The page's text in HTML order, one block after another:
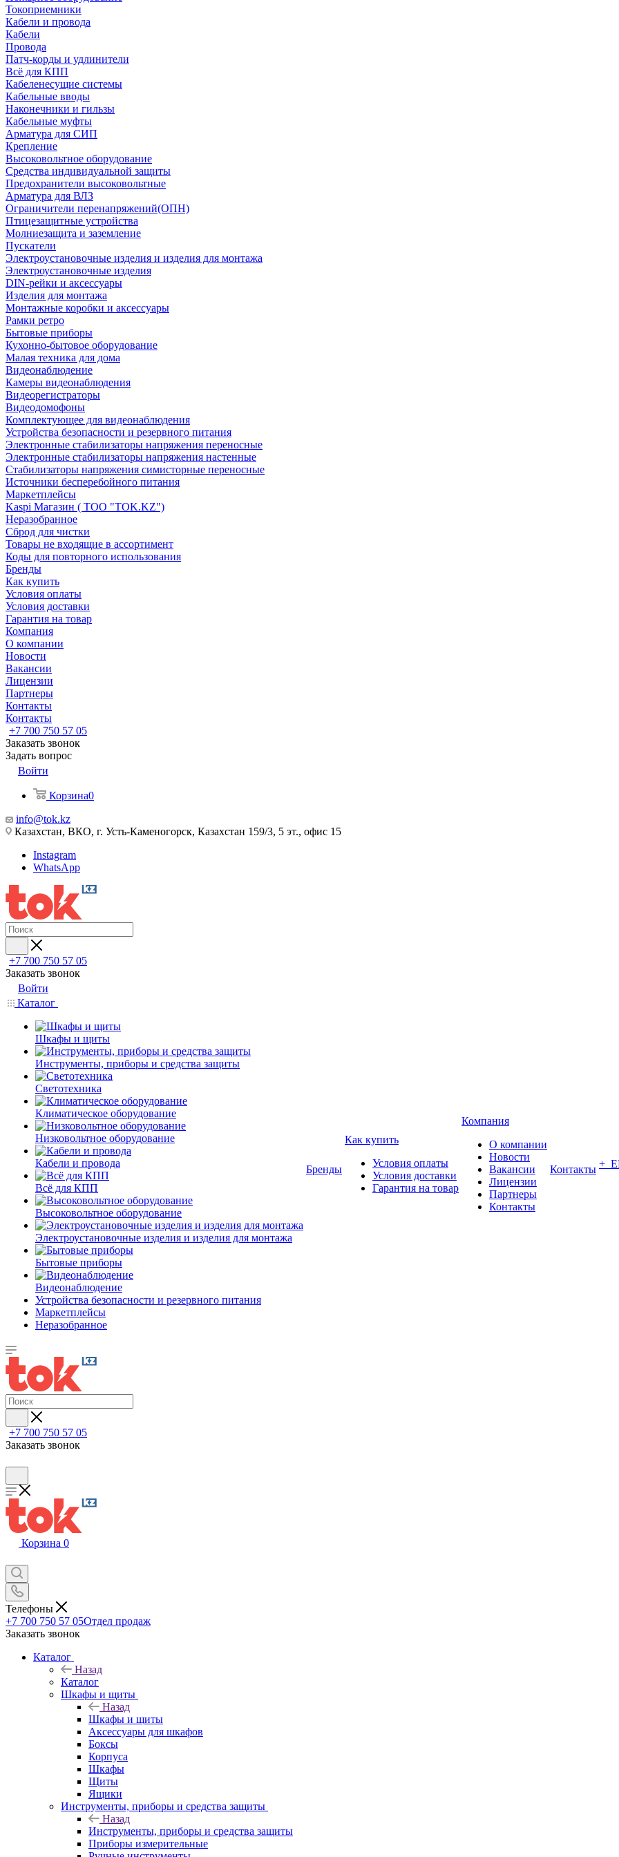
Токоприемники
Кабели и провода
Кабели
Провода
Патч-корды и удлинители
Всё для КПП
Кабеленесущие системы
Кабельные вводы
Наконечники и гильзы
Кабельные муфты
Арматура для СИП
Крепление
Высоковольтное оборудование
Средства индивидуальной защиты
Предохранители высоковольтные
Арматура для ВЛЗ
Ограничители перенапряжений(ОПН)
Птицезащитные устройства
Молниезащита и заземление
Пускатели
Электроустановочные изделия и изделия для монтажа
Электроустановочные изделия
DIN-рейки и аксессуары
Изделия для монтажа
Монтажные коробки и аксессуары
Рамки ретро
Бытовые приборы
Кухонно-бытовое оборудование
Малая техника для дома
Видеонаблюдение
Камеры видеонаблюдения
Видеорегистраторы
Видеодомофоны
Комплектующее для видеонаблюдения
Устройства безопасности и резервного питания
Электронные стабилизаторы напряжения переносные
Электронные стабилизаторы напряжения настенные
Стабилизаторы напряжения симисторные переносные
Источники бесперебойного питания
Маркетплейсы
Kaspi Магазин ( ТОО "TOK.KZ")
Неразобранное
Сброд для чистки
Товары не входящие в ассортимент
Коды для повторного использования
Бренды
Как купить
Условия оплаты
Условия доставки
Гарантия на товар
Компания
О компании
Новости
Вакансии
Лицензии
Партнеры
Контакты
Контакты
+7 700 750 57 05
Заказать звонок
Задать вопрос
Войти
Корзина0
info@tok.kz
Казахстан, ВКО, г. Усть-Каменогорск, Казахстан 159/3, 5 эт., офис 15
Instagram
WhatsApp
+7 700 750 57 05
Заказать звонок
Войти
Каталог
Шкафы и щиты
Инструменты, приборы и средства защиты
Светотехника
Климатическое оборудование
Низковольтное оборудование
Кабели и провода
Всё для КПП
Высоковольтное оборудование
Электроустановочные изделия и изделия для монтажа
Бытовые приборы
Видеонаблюдение
Устройства безопасности и резервного питания
Маркетплейсы
Неразобранное
Бренды
Как купить
Условия оплаты
Условия доставки
Гарантия на товар
Компания
О компании
Новости
Вакансии
Лицензии
Партнеры
Контакты
Контакты +
+7 700 750 57 05
Заказать звонок
Корзина 0
Телефоны
+7 700 750 57 05Отдел продаж
Заказать звонок
Каталог
Назад
Каталог
Шкафы и щиты
Назад
Шкафы и щиты
Аксессуары для шкафов
Боксы
Корпуса
Шкафы
Щиты
Ящики
Инструменты, приборы и средства защиты
Назад
Инструменты, приборы и средства защиты
Приборы измерительные